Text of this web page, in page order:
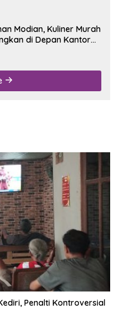
Modian, Kuliner Murah
di Depan Kantor
Penalti Kontroversial